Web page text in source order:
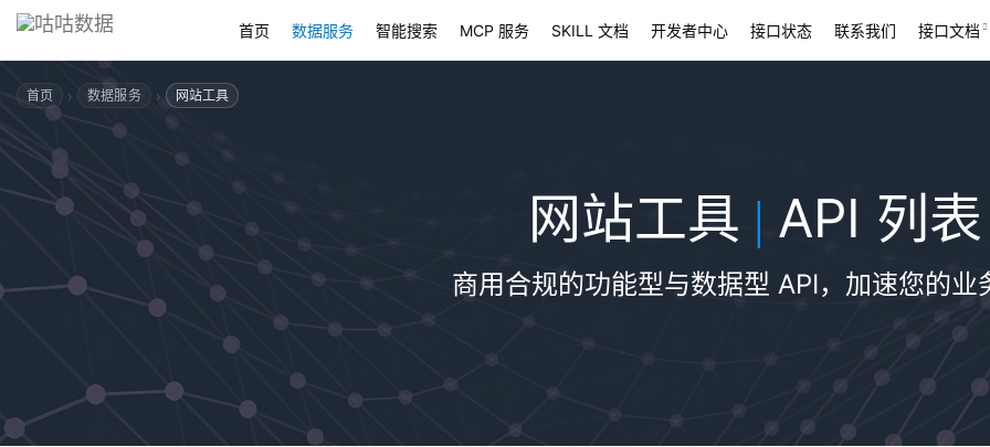
首页 数据服务 智能搜索 MCP 服务 SKILL 文档 开发者中心 接口状态 联系我们 接口文档
首页 › 数据服务 › 网站工具
网站工具 | API 列表
商用合规的功能型与数据型 API，加速您的业